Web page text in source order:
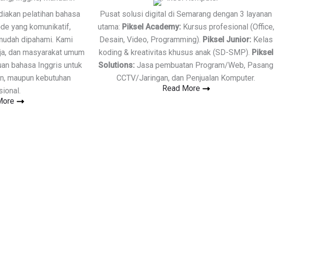
pelatihan bahasa
yang komunikatif,
dipahami. Kami
dan masyarakat umum
bahasa Inggris untuk
maupun kebutuhan
Pusat solusi digital di Semarang dengan 3 layanan
utama: Piksel Academy:Kursus profesional (Office,
Desain, Video, Programming). Piksel Junior:Kelas
koding & kreativitas khusus anak (SD-SMP). Piksel
Solutions: Jasa pembuatan Program/Web, Pasang
CCTV/Jaringan, dan Penjualan Komputer.
Read More